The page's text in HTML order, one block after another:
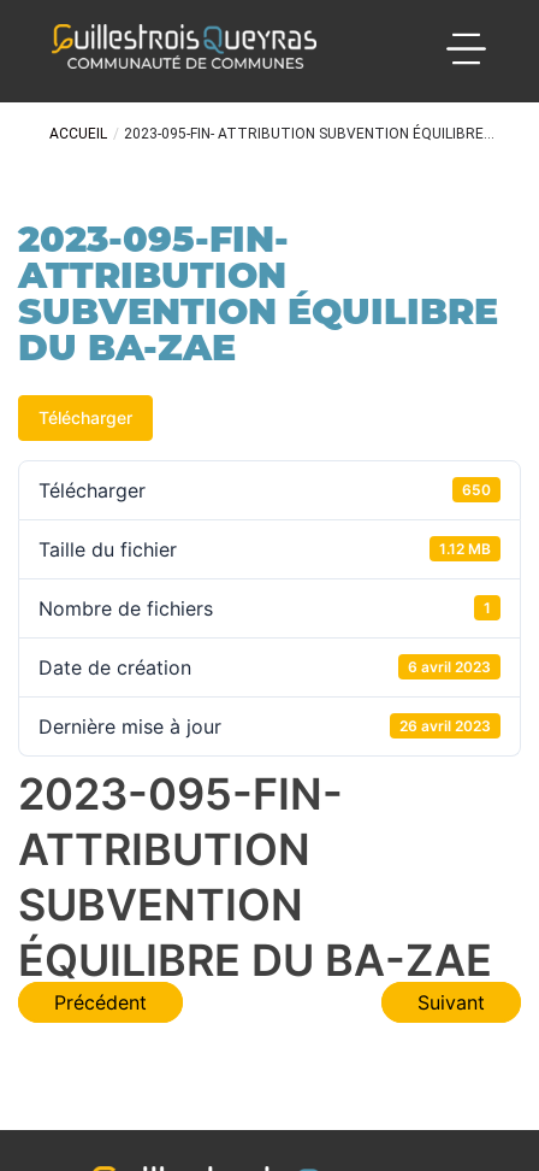
ACCUEIL / 2023-095-FIN- ATTRIBUTION SUBVENTION ÉQUILIBRE...
2023-095-FIN-
ATTRIBUTION
SUBVENTION ÉQUILIBRE
DU BA-ZAE
Télécharger
Télécharger 650
Taille du fichier 1.12 MB
Nombre de fichiers 1
Date de création 6 avril 2023
Dernière mise à jour 26 avril 2023
2023-095-FIN-
ATTRIBUTION
SUBVENTION
ÉQUILIBRE DU BA-ZAE
Navigation
Précédent Suivant